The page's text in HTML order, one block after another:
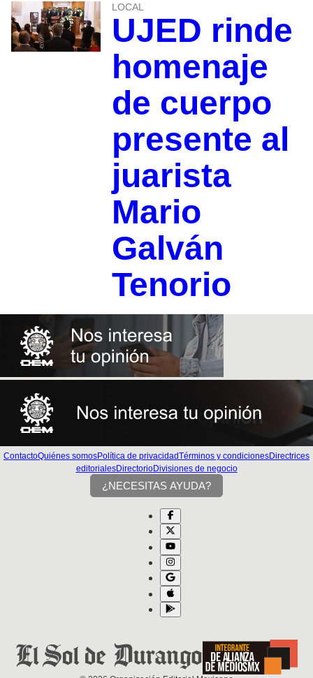
LOCAL
UJED rinde
homenaje
de cuerpo
presente al
juarista
Mario
Galván
Tenorio
ContactoQuiénes somosPolítica de privacidadTérminos y condicionesDirectrices
editorialesDirectorioDivisiones de negocio
¿NECESITAS AYUDA?